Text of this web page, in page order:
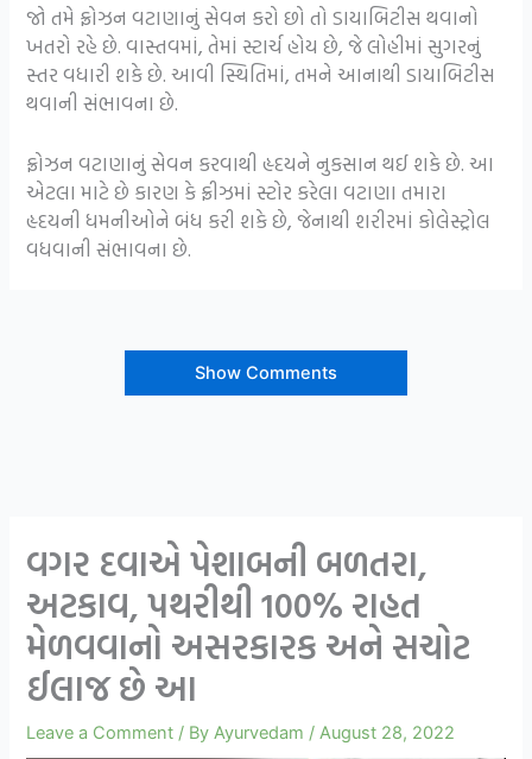
જો તમે ફ્રોઝન વટાણાનું સેવન કરો છો તો ડાયાબિટીસ થવાનો
ખતરો રહે છે. વાસ્તવમાં, તેમાં સ્ટાર્ચ હોય છે, જે લોહીમાં સુગરનું
સ્તર વધારી શકે છે. આવી સ્થિતિમાં, તમને આનાથી ડાયાબિટીસ
થવાની સંભાવના છે.
ફ્રોઝન વટાણાનું સેવન કરવાથી હૃદયને નુકસાન થઈ શકે છે. આ
એટલા માટે છે કારણ કે ફ્રીઝમાં સ્ટોર કરેલા વટાણા તમારા
હૃદયની ધમનીઓને બંધ કરી શકે છે, જેનાથી શરીરમાં કોલેસ્ટ્રોલ
વધવાની સંભાવના છે.
Show Comments
વગર દવાએ પેશાબની બળતરા,
અટકાવ, પથરીથી 100% રાહત
મેળવવાનો અસરકારક અને સચોટ
ઈલાજ છે આ
Leave a Comment / ByAyurvedam /August 28, 2022